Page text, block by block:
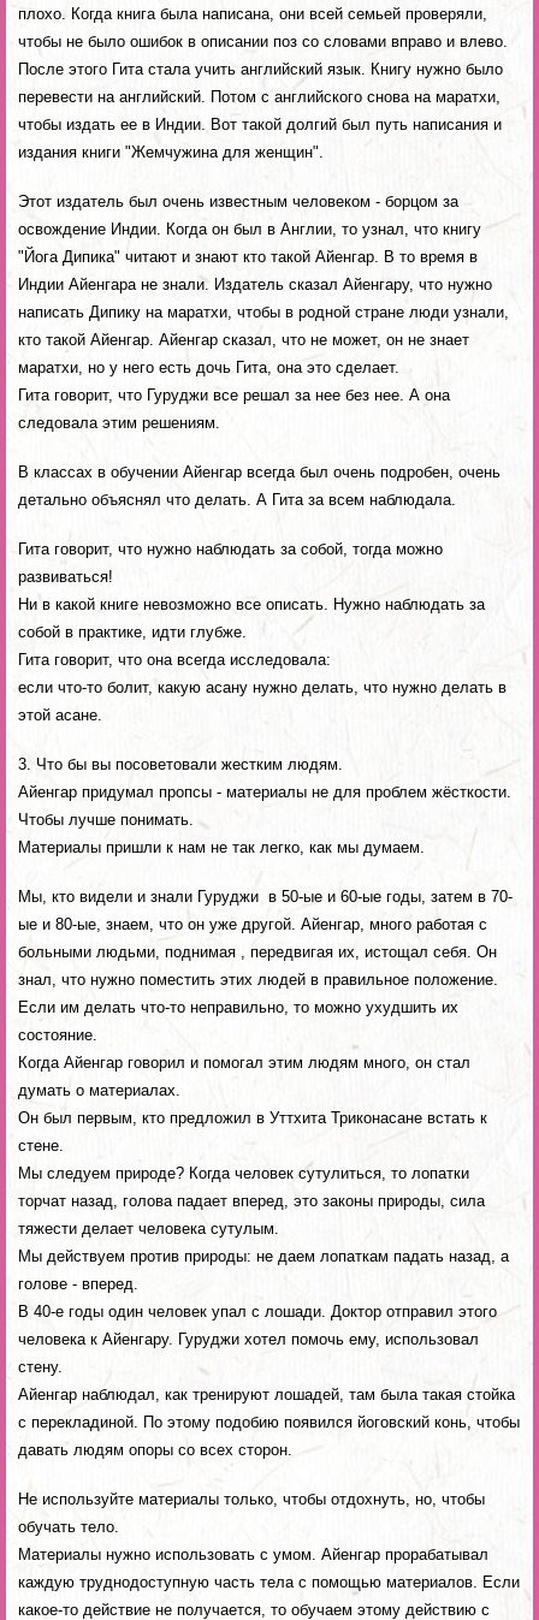
плохо. Когда книга была написана, они всей семьей проверяли,
чтобы не было ошибок в описании поз со словами вправо и влево.
После этого Гита стала учить английский язык. Книгу нужно было
перевести на английский. Потом с английского снова на маратхи,
чтобы издать ее в Индии. Вот такой долгий был путь написания и
издания книги "Жемчужина для женщин".
Этот издатель был очень известным человеком - борцом за
освождение Индии. Когда он был в Англии, то узнал, что книгу
"Йога Дипика" читают и знают кто такой Айенгар. В то время в
Индии Айенгара не знали. Издатель сказал Айенгару, что нужно
написать Дипику на маратхи, чтобы в родной стране люди узнали,
кто такой Айенгар. Айенгар сказал, что не может, он не знает
маратхи, но у него есть дочь Гита, она это сделает.
Гита говорит, что Гуруджи все решал за нее без нее. А она
следовала этим решениям.
В классах в обучении Айенгар всегда был очень подробен, очень
детально объяснял что делать. А Гита за всем наблюдала.
Гита говорит, что нужно наблюдать за собой, тогда можно
развиваться!
Ни в какой книге невозможно все описать. Нужно наблюдать за
собой в практике, идти глубже.
Гита говорит, что она всегда исследовала:
если что-то болит, какую асану нужно делать, что нужно делать в
этой асане.
3. Что бы вы посоветовали жестким людям.
Айенгар придумал пропсы - материалы не для проблем жёсткости.
Чтобы лучше понимать.
Материалы пришли к нам не так легко, как мы думаем.
Мы, кто видели и знали Гуруджи в 50-ые и 60-ые годы, затем в 70-
ые и 80-ые, знаем, что он уже другой. Айенгар, много работая с
больными людьми, поднимая , передвигая их, истощал себя. Он
знал, что нужно поместить этих людей в правильное положение.
Если им делать что-то неправильно, то можно ухудшить их
состояние.
Когда Айенгар говорил и помогал этим людям много, он стал
думать о материалах.
Он был первым, кто предложил в Уттхита Триконасане встать к
стене.
Мы следуем природе? Когда человек сутулиться, то лопатки
торчат назад, голова падает вперед, это законы природы, сила
тяжести делает человека сутулым.
Мы действуем против природы: не даем лопаткам падать назад, а
голове - вперед.
В 40-е годы один человек упал с лошади. Доктор отправил этого
человека к Айенгару. Гуруджи хотел помочь ему, использовал
стену.
Айенгар наблюдал, как тренируют лошадей, там была такая стойка
с перекладиной. По этому подобию появился йоговский конь, чтобы
давать людям опоры со всех сторон.
Не используйте материалы только, чтобы отдохнуть, но, чтобы
обучать тело.
Материалы нужно использовать с умом. Айенгар прорабатывал
каждую труднодоступную часть тела с помощью материалов. Если
какое-то действие не получается, то обучаем этому действию с